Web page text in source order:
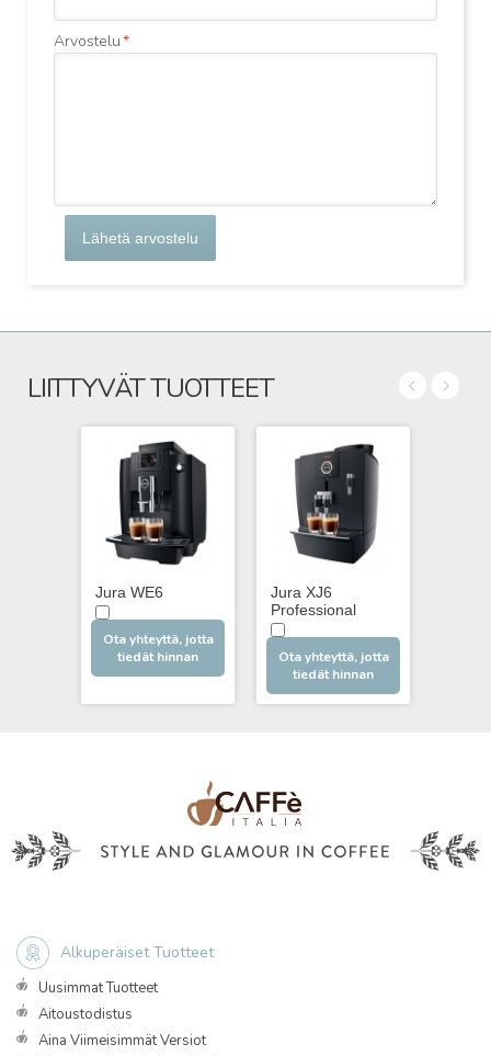
*
Arvostelu
Lähetä arvostelu
LIITTYVÄT TUOTTEET
Jura WE6
Ota yhteyttä, jotta
tiedät hinnan
Jura XJ6
Professional
Ota yhteyttä, jotta
tiedät hinnan
Alkuperäiset Tuotteet
Uusimmat Tuotteet
Aitoustodistus
Aina Viimeisimmät Versiot